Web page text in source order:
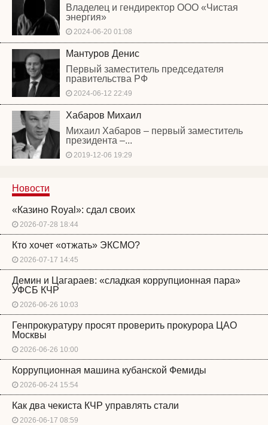
Владелец и гендиректор ООО «Чистая
энергия»
2024-06-20 01:08
Мантуров Денис
Первый заместитель председателя
правительства РФ
2024-06-12 22:49
Хабаров Михаил
Михаил Хабаров – первый заместитель
президента –...
2019-12-06 19:29
Новости
«Казино Royal»: сдал своих
2026-07-28 18:44
Кто хочет «отжать» ЭКСМО?
2026-07-17 14:45
Демин и Цагараев: «сладкая коррупционная пара»
УФСБ КЧР
2026-06-26 10:03
Генпрокуратуру просят проверить прокурора ЦАО
Москвы
2026-06-26 10:00
Коррупционная машина кубанской Фемиды
2026-06-24 15:54
Как два чекиста КЧР управлять стали
2026-06-17 08:59